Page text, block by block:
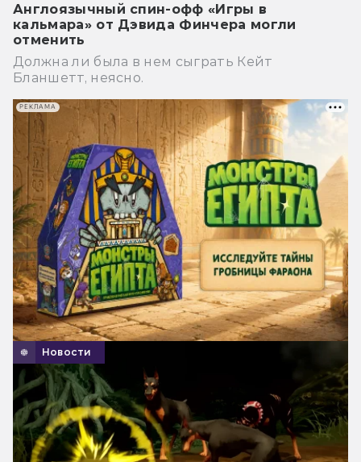
Англоязычный спин-офф «Игры в
кальмара» от Дэвида Финчера могли
отменить
Должна ли была в нем сыграть Кейт
Бланшетт, неясно.
Новости
РЕКЛАМА